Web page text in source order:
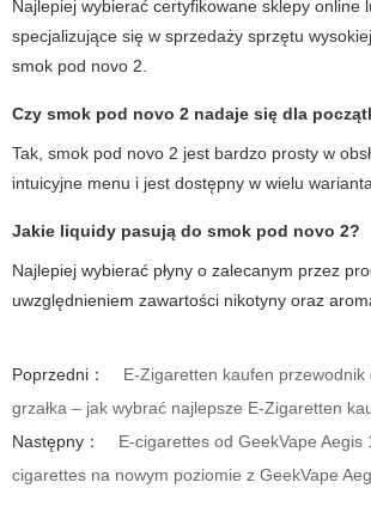
Najlepiej wybierać certyfikowane sklepy online
specjalizujące się w sprzedaży sprzętu
smok pod novo 2
Czy smok pod novo 2 nadaje się dla
Tak, smok pod novo 2 jest bardzo prosty w
intuicyjne menu i jest dostępny w wielu
Jakie liquidy pasują do smok pod novo 2?
Najlepiej wybierać płyny o zalecanym przez
uwzględnieniem zawartości nikotyny oraz
Poprzedni：
E-Zigaretten kaufen przewodnik
grzałka – jak wybrać najlepsze E-Zigaretten
Następny：
E-cigarettes od GeekVape Aegis
cigarettes na nowym poziomie z GeekVape